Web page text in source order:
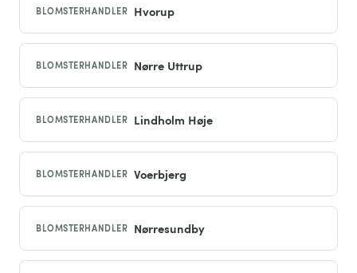
BLOMSTERHANDLER Hvorup
BLOMSTERHANDLER Nørre Uttrup
BLOMSTERHANDLER Lindholm Høje
BLOMSTERHANDLER Voerbjerg
BLOMSTERHANDLER Nørresundby